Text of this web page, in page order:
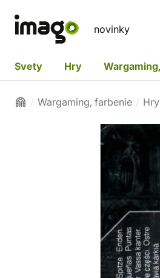
novinky
Svety Hry
Wargaming, farbenie Hry